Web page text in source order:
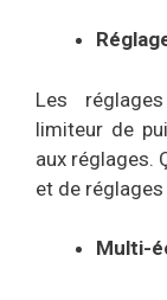
Les
limiteur de
aux réglages.
et de
Multi-